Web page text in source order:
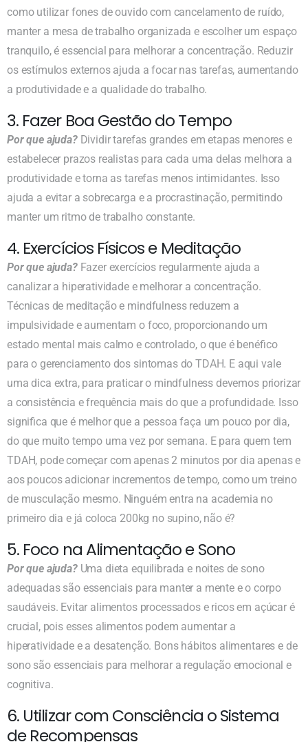
como utilizar fones de ouvido com cancelamento de ruído,
manter a mesa de trabalho organizada e escolher um espaço
tranquilo, é essencial para melhorar a concentração. Reduzir
os estímulos externos ajuda a focar nas tarefas, aumentando
a produtividade e a qualidade do trabalho.
3. Fazer Boa Gestão do Tempo
Por que ajuda? Dividir tarefas grandes em etapas menores e
estabelecer prazos realistas para cada uma delas melhora a
produtividade e torna as tarefas menos intimidantes. Isso
ajuda a evitar a sobrecarga e a procrastinação, permitindo
manter um ritmo de trabalho constante.
4. Exercícios Físicos e Meditação
Por que ajuda?Fazer exercícios regularmente ajuda a
canalizar a hiperatividade e melhorar a concentração.
Técnicas de meditação e mindfulness reduzem a
impulsividade e aumentam o foco, proporcionando um
estado mental mais calmo e controlado, o que é benéfico
para o gerenciamento dos sintomas do TDAH. E aqui vale
uma dica extra, para praticar o mindfulness devemos priorizar
a consistência e frequência mais do que a profundidade. Isso
significa que é melhor que a pessoa faça um pouco por dia,
do que muito tempo uma vez por semana. E para quem tem
TDAH, pode começar com apenas 2 minutos por dia apenas e
aos poucos adicionar incrementos de tempo, como um treino
de musculação mesmo. Ninguém entra na academia no
primeiro dia e já coloca 200kg no supino, não é?
5. Foco na Alimentação e Sono
Por que ajuda?Uma dieta equilibrada e noites de sono
adequadas são essenciais para manter a mente e o corpo
saudáveis. Evitar alimentos processados e ricos em açúcar é
crucial, pois esses alimentos podem aumentar a
hiperatividade e a desatenção. Bons hábitos alimentares e de
sono são essenciais para melhorar a regulação emocional e
cognitiva.
6. Utilizar com Consciência o Sistema
de Recompensas